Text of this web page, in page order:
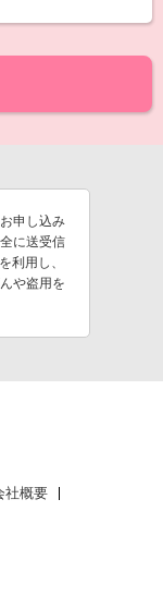
申し込み
に送受信
利用し、
や盗用を
社概要